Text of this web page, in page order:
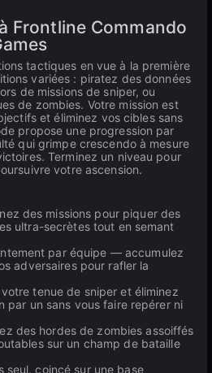
Frontline Commando
tactiques en vue à la première
variées : piratez des données
de missions de sniper, ou
de zombies. Votre mission est
et éliminez vos cibles sans
propose une progression par
qui grimpe crescendo à mesure
Terminez un niveau pour
votre ascension.
des missions pour piquer des
ultra-secrètes tout en semant
par équipe — accumulez
adversaires pour rafler la
votre tenue de sniper et éliminez
par un sans vous faire repérer ni
des hordes de zombies assoiffés
sur un champ de bataille
seul, coincé sur une base